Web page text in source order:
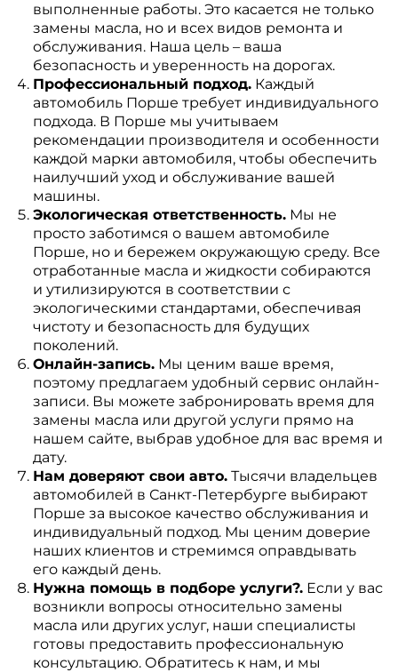
выполненные работы. Это касается не только
замены масла, но и всех видов ремонта и
обслуживания. Наша цель – ваша
безопасность и уверенность на дорогах.
Профессиональный подход.Каждый
автомобиль Порше требует индивидуального
подхода. В Порше мы учитываем
рекомендации производителя и особенности
каждой марки автомобиля, чтобы обеспечить
наилучший уход и обслуживание вашей
машины.
Экологическая ответственность.Мы не
просто заботимся о вашем автомобиле
Порше, но и бережем окружающую среду. Все
отработанные масла и жидкости собираются
и утилизируются в соответствии с
экологическими стандартами, обеспечивая
чистоту и безопасность для будущих
поколений.
Онлайн-запись.Мы ценим ваше время,
поэтому предлагаем удобный сервис онлайн-
записи. Вы можете забронировать время для
замены масла или другой услуги прямо на
нашем сайте, выбрав удобное для вас время и
дату.
Нам доверяют свои авто.Тысячи владельцев
автомобилей в Санкт-Петербурге выбирают
Порше за высокое качество обслуживания и
индивидуальный подход. Мы ценим доверие
наших клиентов и стремимся оправдывать
его каждый день.
Нужна помощь в подборе услуги?.Если у вас
возникли вопросы относительно замены
масла или других услуг, наши специалисты
готовы предоставить профессиональную
консультацию. Обратитесь к нам, и мы